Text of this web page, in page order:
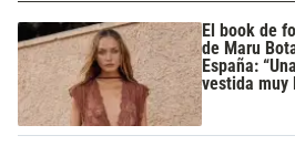
El book de
de Maru
España:
vestida muy